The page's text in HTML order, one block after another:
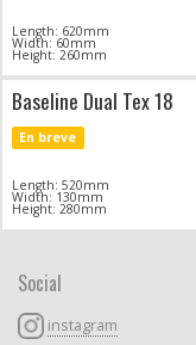
Length: 620mm
Width: 60mm
Height: 260mm
Baseline Dual Tex 18
En breve
Length: 520mm
Width: 130mm
Height: 280mm
Social
instagram